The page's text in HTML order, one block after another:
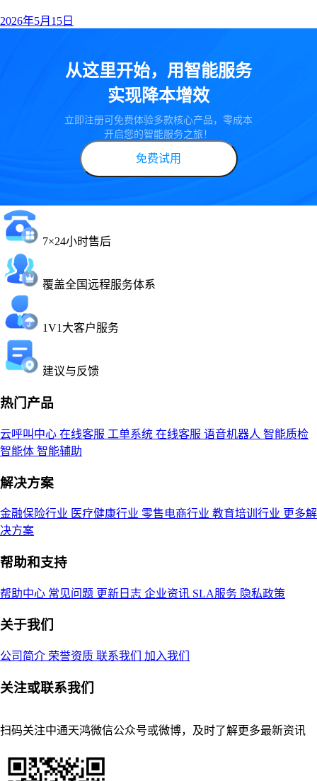
2026年5月15日
从这里开始，用智能服务
实现降本增效
立即注册可免费体验多款核心产品，零成本
开启您的智能服务之旅！
免费试用
7×24小时售后
覆盖全国远程服务体系
1V1大客户服务
建议与反馈
热门产品
云呼叫中心 在线客服 工单系统 在线客服 语音机器人 智能质检
智能体 智能辅助
解决方案
金融保险行业 医疗健康行业 零售电商行业 教育培训行业 更多解
决方案
帮助和支持
帮助中心 常见问题 更新日志 企业资讯 SLA服务 隐私政策
关于我们
公司简介 荣誉资质 联系我们 加入我们
关注或联系我们
扫码关注中通天鸿微信公众号或微博，及时了解更多最新资讯